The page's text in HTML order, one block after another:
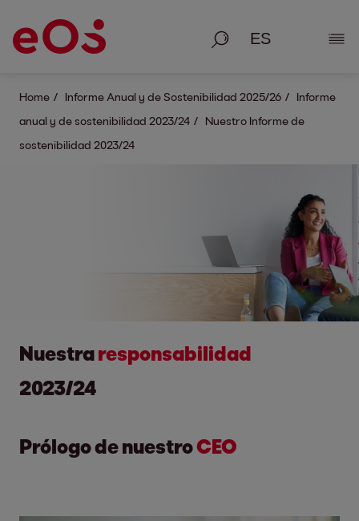
Busque en
Home Informe Anual y de Sostenibilidad 2025/26
Informe
anual y de sostenibilidad 2023/24
Nuestro Informe de
sostenibilidad 2023/24
Nuestraresponsabilidad
2023/24
Prólogo de nuestroCEO